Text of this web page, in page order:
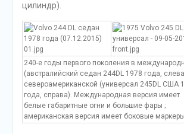
цилиндр).
240-е годы первого поколения в
(австралийский седан 244DL 1978 года,
североамериканской (универсал 245DL США
года, справа). Международная версия имеет
белые габаритные огни и большие фары ;
американская версия имеет боковые